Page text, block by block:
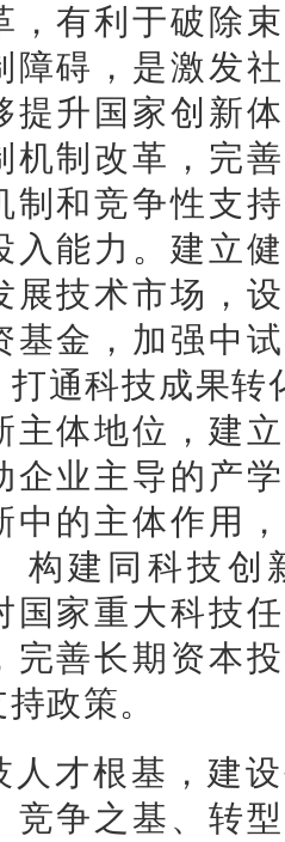
，有利于破除
障碍，是激发
提升国家创新
机制改革，完
制和竞争性支
入能力。建立
展技术市场，
基金，加强中
通科技成果转
主体地位，建
企业主导的产
中的主体作用
构建同科技创
国家重大科技
完善长期资本
政策。
人才根基，建
竞争之基、转